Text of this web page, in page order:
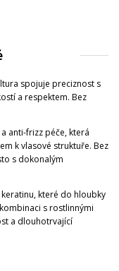
spojuje preciznost s
a respektem. Bez
anti-frizz péče, která
k vlasové struktuře. Bez
s dokonalým
které do hloubky
s rostlinnými
a dlouhotrvající